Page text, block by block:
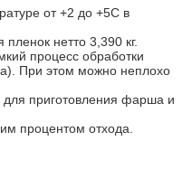
от +2 до +5С в
нетто 3,390 кг.
процесс обработки
При этом можно неплохо
приготовления фарша и
процентом отхода.